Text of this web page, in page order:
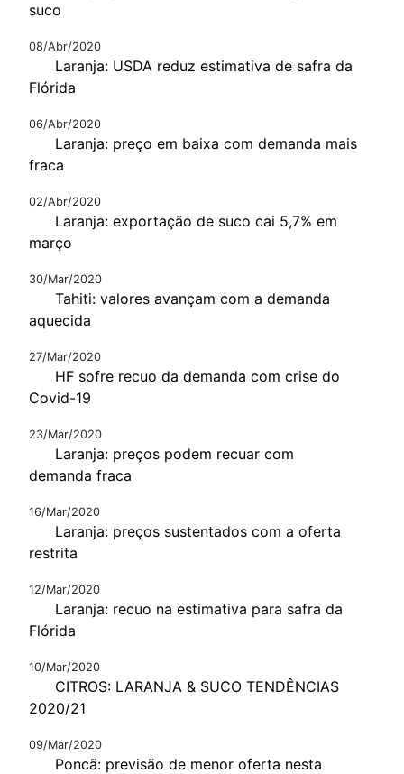
suco
08/Abr/2020
Laranja: USDA reduz estimativa de safra da
Flórida
06/Abr/2020
Laranja: preço em baixa com demanda mais
fraca
02/Abr/2020
Laranja: exportação de suco cai 5,7% em
março
30/Mar/2020
Tahiti: valores avançam com a demanda
aquecida
27/Mar/2020
HF sofre recuo da demanda com crise do
Covid-19
23/Mar/2020
Laranja: preços podem recuar com
demanda fraca
16/Mar/2020
Laranja: preços sustentados com a oferta
restrita
12/Mar/2020
Laranja: recuo na estimativa para safra da
Flórida
10/Mar/2020
CITROS: LARANJA & SUCO TENDÊNCIAS
2020/21
09/Mar/2020
Poncã: previsão de menor oferta nesta